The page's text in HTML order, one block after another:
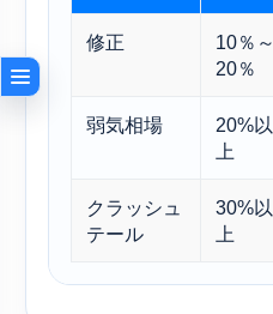
修正
10％～
20％
弱気相場
20%以
上
クラッシュ
テール
30%以
上